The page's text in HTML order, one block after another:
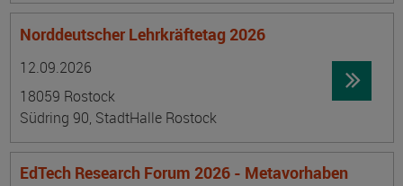
Norddeutscher Lehrkräftetag 2026
12.09.2026
18059 Rostock
Südring 90, StadtHalle Rostock
EdTech Research Forum 2026 - Metavorhaben